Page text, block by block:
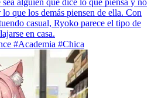
alguien que dice lo que piensa y no
que los demás piensen de ella. Con
casual, Ryoko parece el tipo de
en casa.
#Academia #Chica